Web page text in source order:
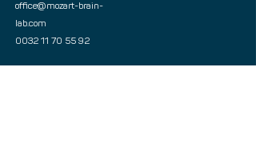
office@mozart-brain-
lab.com
0032 11 70 55 92